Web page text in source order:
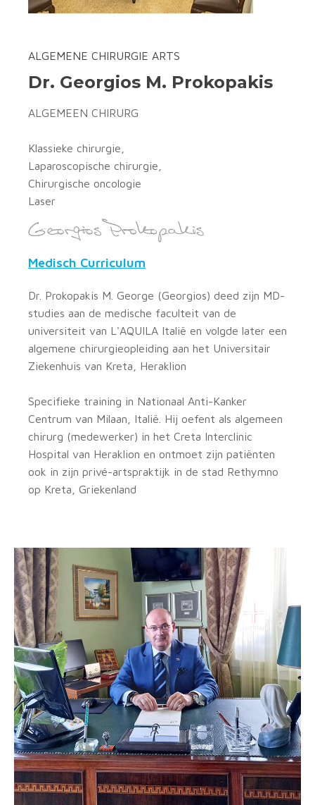
ALGEMENE CHIRURGIE ARTS
Dr. Georgios M. Prokopakis
ALGEMEEN CHIRURG
Klassieke chirurgie,
Laparoscopische chirurgie,
Chirurgische oncologie
Laser
Medisch Curriculum
Dr. Prokopakis M. George (Georgios) deed zijn MD-
studies aan de medische faculteit van de
universiteit van L'AQUILA Italië en volgde later een
algemene chirurgieopleiding aan het Universitair
Ziekenhuis van Kreta, Heraklion
Specifieke training in Nationaal Anti-Kanker
Centrum van Milaan, Italië. Hij oefent als algemeen
chirurg (medewerker) in het Creta Interclinic
Hospital van Heraklion en ontmoet zijn patiënten
ook in zijn privé-artspraktijk in de stad Rethymno
op Kreta, Griekenland